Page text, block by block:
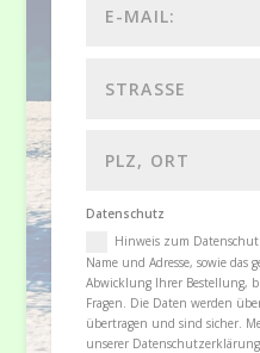
Datenschutz
Hinweis zum
Name und Adresse, sowie
Abwicklung Ihrer Bestellung,
Fragen. Die Daten werden
übertragen und sind sicher.
unserer